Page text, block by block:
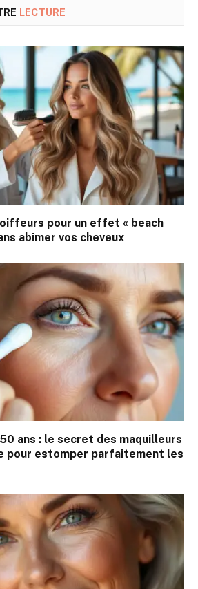
LECTURE
pour un effet « beach
abîmer vos cheveux
ans : le secret des maquilleurs
pour estomper parfaitement les